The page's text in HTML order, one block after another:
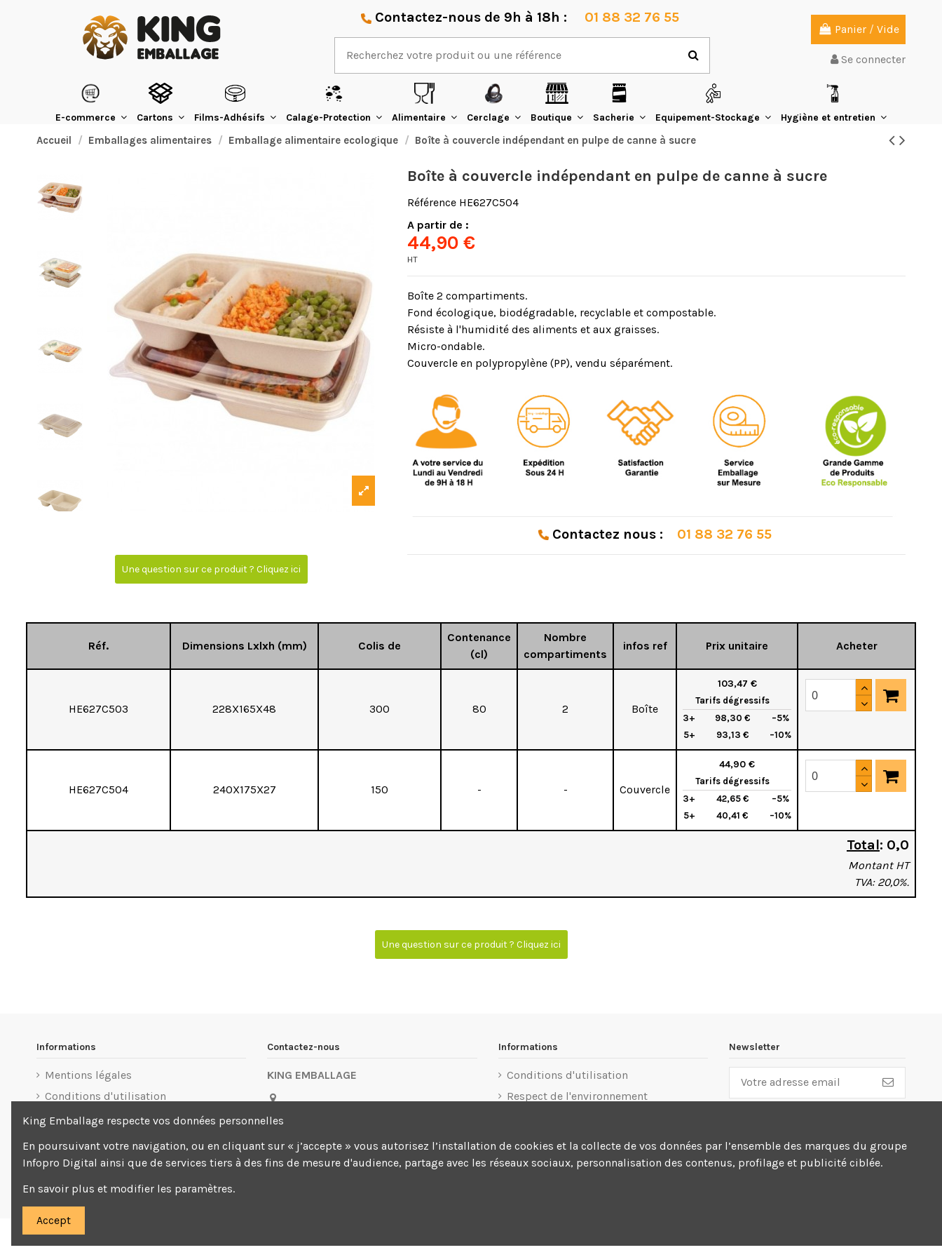
Contactez-nous de 9h à 18h : 01 88 32 76 55
Panier / Vide
Se connecter
E-commerce Cartons Films-Adhésifs Calage-Protection Alimentaire Cerclage Boutique Sacherie Equipement-Stockage Hygiène et entretien
Accueil Emballages alimentaires Emballage alimentaire ecologique Boîte à couvercle indépendant en pulpe de canne à sucre
Une question sur ce produit ? Cliquez ici
Boîte à couvercle indépendant en pulpe de canne à sucre
Référence HE627C504
A partir de :
44,90 €
HT
Boîte 2 compartiments.
Fond écologique, biodégradable, recyclable et compostable.
Résiste à l'humidité des aliments et aux graisses.
Micro-ondable.
Couvercle en polypropylène (PP), vendu séparément.
Contactez nous : 01 88 32 76 55
Réf. Dimensions Lxlxh (mm) Colis de
Contenance
(cl)
Nombre
compartiments
infos ref Prix unitaire Acheter
HE627C503 228X165X48 300 80 2 Boîte
103,47 €
Tarifs dégressifs
3+
98,30 €
–5%
5+
93,13 € –10%
HE627C504 240X175X27 150 - - Couvercle
44,90 €
Tarifs dégressifs
3+
42,65 €
–5%
5+
40,41 € –10%
Total: 0,0
Montant HT
TVA: 20,0%.
Une question sur ce produit ? Cliquez ici
Informations
Mentions légales
Conditions d'utilisation
Livraison
Contactez-nous
KING EMBALLAGE
3 Allée du 1er Mai 77183 Croissy-
01 88 32 76 55
Informations
Conditions d'utilisation
Respect de l'environnement
Conditions d'annulation
Newsletter
King Emballage respecte vos données personnelles
En poursuivant votre navigation, ou en cliquant sur « j’accepte » vous autorisez l’installation de cookies et la collecte de vos données par l’ensemble des marques du groupe
Infopro Digital ainsi que de services tiers à des fins de mesure d'audience, partage avec les réseaux sociaux, personnalisation des contenus, profilage et publicité ciblée.
En savoir plus et modifier les paramètres.
Accept